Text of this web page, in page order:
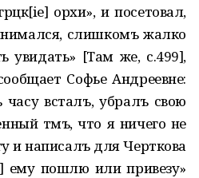
орѣхи», и посетовал,
слишкомъ жалко
увидать» [Там же, с.499],
Софье Андреевне:
всталъ, убралъ свою
тѣмъ, что я ничего не
и написалъ для Черткова
ему пошлю или привезу»